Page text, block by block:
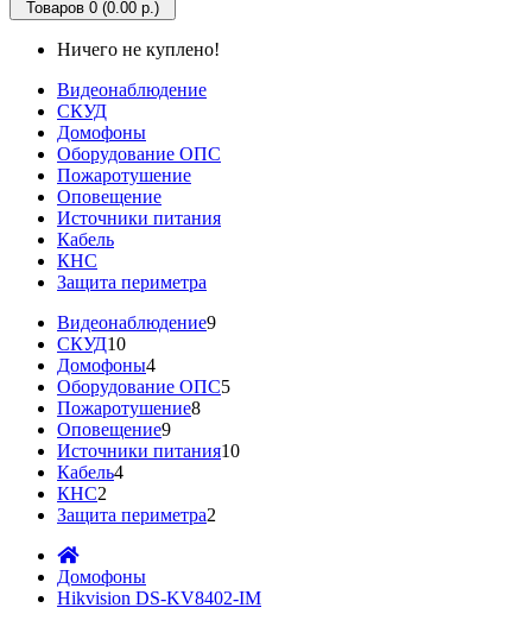
Товаров 0 (0.00 р.)
Ничего не куплено!
Видеонаблюдение
СКУД
Домофоны
Оборудование ОПС
Пожаротушение
Оповещение
Источники питания
Кабель
КНС
Защита периметра
Видеонаблюдение9
СКУД10
Домофоны4
Оборудование ОПС5
Пожаротушение8
Оповещение9
Источники питания10
Кабель4
КНС2
Защита периметра2
Домофоны
Hikvision DS-KV8402-IM